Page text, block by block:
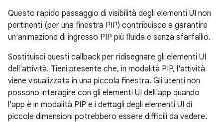
Questo rapido passaggio di visibilità degli elementi UI non
pertinenti (per una finestra PIP) contribuisce a garantire
un'animazione di ingresso PIP più fluida e senza sfarfallio.
Sostituisci questi callback per ridisegnare gli elementi UI
dell'attività. Tieni presente che, in modalità PIP, l'attività
viene visualizzata in una piccola finestra. Gli utenti non
possono interagire con gli elementi UI dell'app quando
l'app è in modalità PIP e i dettagli degli elementi UI di
piccole dimensioni potrebbero essere difficili da vedere.